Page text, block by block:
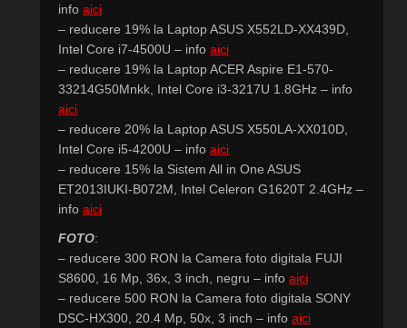
info aici
– reducere 19% la Laptop ASUS X552LD-XX439D,
Intel Core i7-4500U – info aici
– reducere 19% la Laptop ACER Aspire E1-570-
33214G50Mnkk, Intel Core i3-3217U 1.8GHz – info
aici
– reducere 20% la Laptop ASUS X550LA-XX010D,
Intel Core i5-4200U – info aici
– reducere 15% la Sistem All in One ASUS
ET2013IUKI-B072M, Intel Celeron G1620T 2.4GHz –
info aici
FOTO:
– reducere 300 RON la Camera foto digitala FUJI
S8600, 16 Mp, 36x, 3 inch, negru – info aici
– reducere 500 RON la Camera foto digitala SONY
DSC-HX300, 20.4 Mp, 50x, 3 inch – info aici